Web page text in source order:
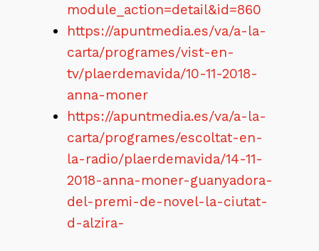
module_action=detail&id=860
https://apuntmedia.es/va/a-la-
carta/programes/vist-en-
tv/plaerdemavida/10-11-2018-
anna-moner
https://apuntmedia.es/va/a-la-
carta/programes/escoltat-en-
la-radio/plaerdemavida/14-11-
2018-anna-moner-guanyadora-
del-premi-de-novel-la-ciutat-
d-alzira-